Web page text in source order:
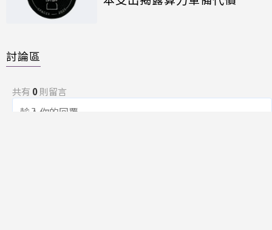
討論區
共有 0則留言